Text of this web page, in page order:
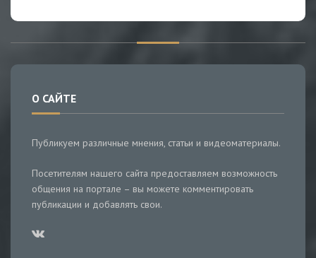
О САЙТЕ
Публикуем различные мнения, статьи и видеоматериалы.
Посетителям нашего сайта предоставляем возможность
общения на портале – вы можете комментировать
публикации и добавлять свои.